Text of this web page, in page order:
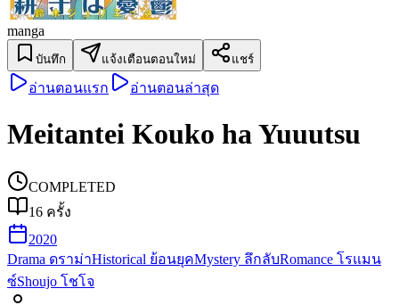
manga
บันทึก แจ้งเตือนตอนใหม่ แชร์
อ่านตอนแรก อ่านตอนล่าสุด
Meitantei Kouko ha Yuuutsu
COMPLETED
16 ครั้ง
2020
Drama ดราม่าHistorical ย้อนยุคMystery ลึกลับRomance โรแมน
ซ์Shoujo โชโจ